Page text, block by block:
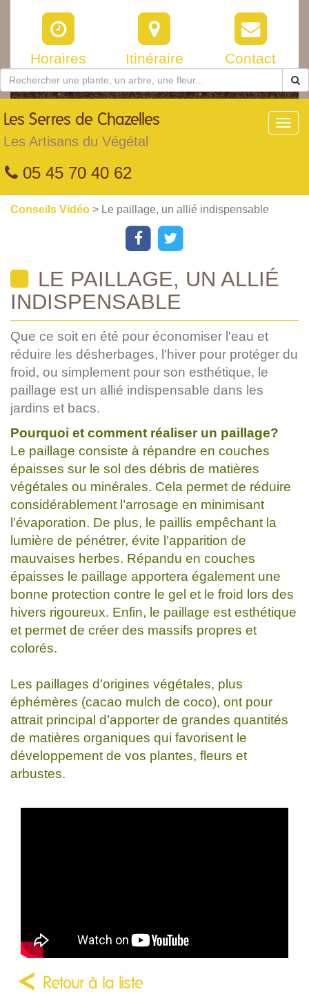
Horaires Itinéraire Contact
Les Serres de Chazelles
Les Artisans du Végétal
05 45 70 40 62
Conseils Vidéo > Le paillage, un allié indispensable
LE PAILLAGE, UN ALLIÉ
INDISPENSABLE
Que ce soit en été pour économiser l'eau et
réduire les désherbages, l'hiver pour protéger du
froid, ou simplement pour son esthétique, le
paillage est un allié indispensable dans les
jardins et bacs.
Pourquoi et comment réaliser un paillage?
Le paillage consiste à répandre en couches
épaisses sur le sol des débris de matières
végétales ou minérales. Cela permet de réduire
considérablement l’arrosage en minimisant
l’évaporation. De plus, le paillis empêchant la
lumière de pénétrer, évite l’apparition de
mauvaises herbes. Répandu en couches
épaisses le paillage apportera également une
bonne protection contre le gel et le froid lors des
hivers rigoureux. Enfin, le paillage est esthétique
et permet de créer des massifs propres et
colorés.
Les paillages d’origines végétales, plus
éphémères (cacao mulch de coco), ont pour
attrait principal d’apporter de grandes quantités
de matières organiques qui favorisent le
développement de vos plantes, fleurs et
arbustes.
Retour à la liste